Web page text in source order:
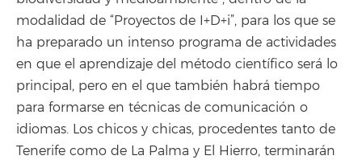
modalidad de “Proyectos de I+D+i”, para los que se
ha preparado un intenso programa de actividades
en que el aprendizaje del método científico será lo
principal, pero en el que también habrá tiempo
para formarse en técnicas de comunicación o
idiomas. Los chicos y chicas, procedentes tanto de
Tenerife como de La Palma y El Hierro, terminarán